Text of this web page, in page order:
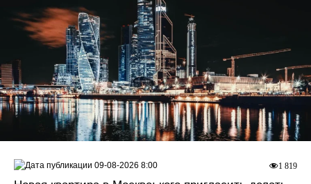
1 819
09-08-2026 8:00